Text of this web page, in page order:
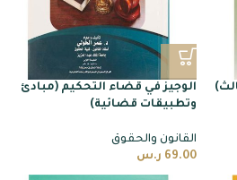
الوجيز في قضاء التحكيم (مبادئ
وتطبيقات قضائية)
القانون والحقوق
69.00 ر.س